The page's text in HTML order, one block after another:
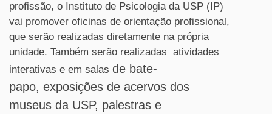
profissão, o Instituto de Psicologia da USP (IP)
vai promover oficinas de orientação profissional,
que serão realizadas diretamente na própria
unidade. Também serão realizadas atividades
interativas e em salas de bate-
papo, exposições de acervos dos
museus da USP, palestras e